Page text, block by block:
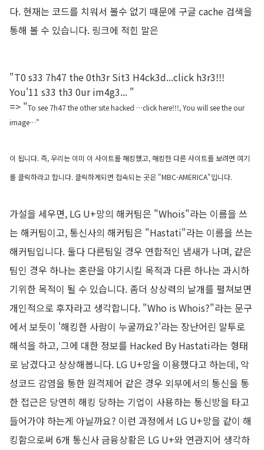
다. 현재는 코드를 치워서 볼수 없기 때문에 구글 cache 검색을
통해 볼 수 있습니다. 링크에 적힌 말은
"T0 s33 7h47 the 0th3r Sit3 H4ck3d...click h3r3!!!
You'11 s33 th3 0ur im4g3... "
=> "To see 7h47 the other site hacked …click here!!!, You will see the our
image…"
이 됩니다. 즉, 우리는 이미 이 사이트를 해킹했고, 해킹한 다른 사이트를 보려면 여기
를 클릭하라고 합니다. 클릭하게되면 접속되는 곳은 "MBC-AMERICA"입니다.
가설을 세우면, LG U+망의 해커팀은 "Whois"라는 이름을 쓰
는 해커팀이고, 통신사의 해커팀은 "Hastati"라는 이름을 쓰는
해커팀입니다. 둘다 다른팀일 경우 연합적인 냄새가 나며, 같은
팀인 경우 하나는 혼란을 야기시킬 목적과 다른 하나는 과시하
기위한 목적이 될 수 있습니다. 좀더 상상력의 날개를 펼쳐보면
개인적으로 후자라고 생각합니다. "Who is Whois?"라는 문구
에서 보듯이 '해킹한 사람이 누굴까요?'라는 장난어린 말투로
해석을 하고, 그에 대한 정보를 Hacked By Hastati라는 형태
로 남겼다고 상상해봅니다. LG U+망을 이용했다고 하는데, 악
성코드 감염을 통한 원격제어 같은 경우 외부에서의 통신을 통
한 접근은 당연히 해킹 당하는 기업이 사용하는 통신방을 타고
들어가야 하는게 아닐까요? 이런 과정에서 LG U+망을 같이 해
킹함으로써 6개 통신사 금융상황은 LG U+와 연관지어 생각하